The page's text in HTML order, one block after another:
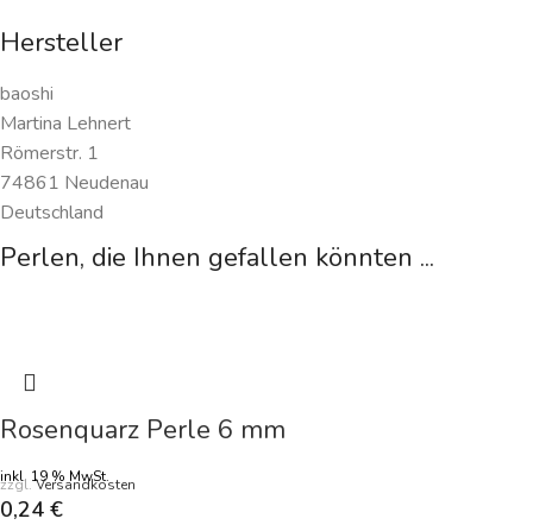
Hersteller
baoshi
Martina Lehnert
Römerstr. 1
74861 Neudenau
Deutschland
Perlen, die Ihnen gefallen könnten ...
Rosenquarz Perle 6 mm
inkl. 19 % MwSt.
zzgl.Versandkosten
0,24 €